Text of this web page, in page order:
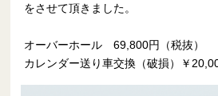
をさせて頂きました。
オーバーホール 69,800円（税抜）
カレンダー送り車交換（破損）￥